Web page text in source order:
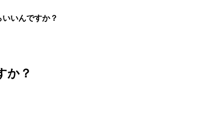
いんですか？
か？